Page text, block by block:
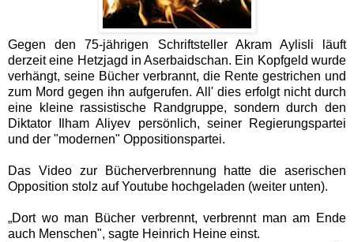
Gegen den 75-jährigen Schriftsteller Akram Aylisli läuft
derzeit eine Hetzjagd in Aserbaidschan. Ein Kopfgeld wurde
verhängt, seine Bücher verbrannt, die Rente gestrichen und
zum Mord gegen ihn aufgerufen. All' dies erfolgt nicht durch
eine kleine rassistische Randgruppe, sondern durch den
Diktator Ilham Aliyev persönlich, seiner Regierungspartei
und der "modernen" Oppositionspartei.
Das Video zur Bücherverbrennung hatte die aserischen
Opposition stolz auf Youtube hochgeladen (weiter unten).
„Dort wo man Bücher verbrennt, verbrennt man am Ende
auch Menschen", sagte Heinrich Heine einst.